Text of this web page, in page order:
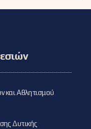
και Αθλητισμού
Δυτικής